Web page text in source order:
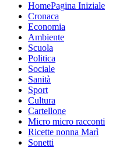
HomePagina Iniziale
Cronaca
Economia
Ambiente
Scuola
Politica
Sociale
Sanità
Sport
Cultura
Cartellone
Micro micro racconti
Ricette nonna Marì
Sonetti